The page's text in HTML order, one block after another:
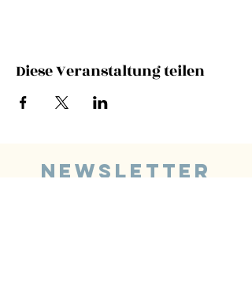
Diese Veranstaltung teilen
NEWSLETTER